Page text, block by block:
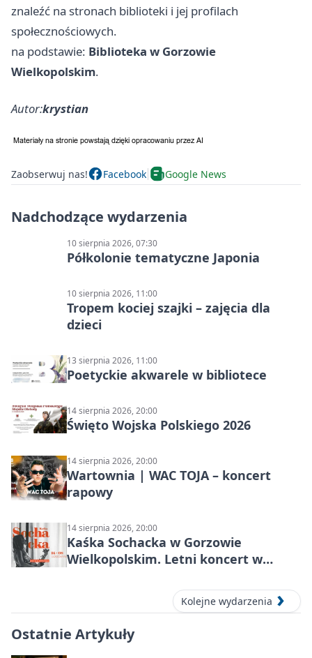
znaleźć na stronach biblioteki i jej profilach
społecznościowych.
na podstawie: Biblioteka w Gorzowie
Wielkopolskim.
Autor:krystian
Zaobserwuj nas! Facebook Google News
Nadchodzące wydarzenia
10 sierpnia 2026, 07:30
Półkolonie tematyczne Japonia
10 sierpnia 2026, 11:00
Tropem kociej szajki – zajęcia dla
dzieci
13 sierpnia 2026, 11:00
Poetyckie akwarele w bibliotece
14 sierpnia 2026, 20:00
Święto Wojska Polskiego 2026
14 sierpnia 2026, 20:00
Wartownia | WAC TOJA – koncert
rapowy
14 sierpnia 2026, 20:00
Kaśka Sochacka w Gorzowie
Wielkopolskim. Letni koncert w
Kolejne wydarzenia
Ostatnie Artykuły